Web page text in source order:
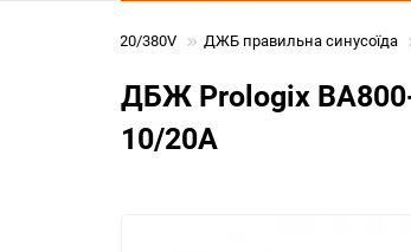
(ДБЖ) 220/380V ДЖБ правильна синусоїда
ДБЖ Prologix ВА800-
10/20A